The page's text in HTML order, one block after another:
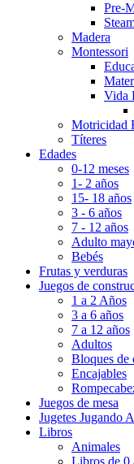
Pre-
Madera
Montessori
Vida
Motricidad
Títeres
Edades
0-12 meses
1- 2 años
15- 18 años
3 - 6 años
7 - 12 años
Adulto
Bebés
Frutas y verduras
Juegos de
1 a 2 Años
3 a 6 años
7 a 12 años
Adultos
Bloques de
Encajables
Juegos de mesa
Jugetes Jugando
Libros
Animales
Libros de 0